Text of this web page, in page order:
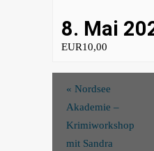
8. Mai
EUR10,00
« Nordsee
Akademie –
Krimiworkshop
mit Sandra